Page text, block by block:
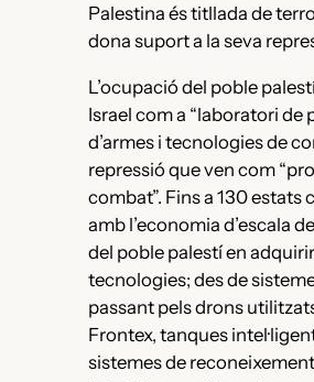
Palestina és titllada de
dona suport a la seva
L’ocupació del poble
Israel com a “laboratori de
d’armes i tecnologies de
repressió que ven com
combat”. Fins a 130 estats
amb l’economia d’escala
del poble palestí en
tecnologies; des de
passant pels drons
Frontex, tanques
sistemes de